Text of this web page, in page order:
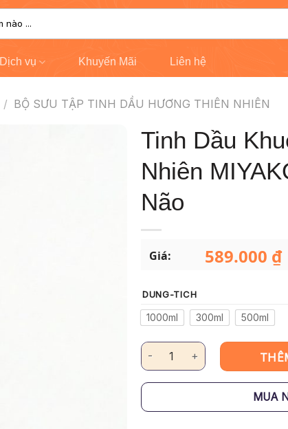
Dịch vụ Khuyến Mãi Liên hệ
/ BỘ SƯU TẬP TINH DẦU HƯƠNG THIÊN NHIÊN
Tinh Dầu
Nhiên
Não
Giá: 589.000 ₫
DUNG-TICH
1000ml 300ml 500ml
Tinh Dầu Khuếch Tán Thiên
MUA